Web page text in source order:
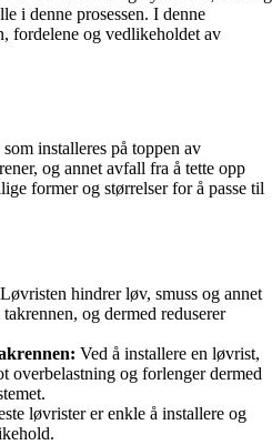
i denne prosessen. I denne
fordelene og vedlikeholdet av
installeres på toppen av
og annet avfall fra å tette opp
former og størrelser for å passe til
Løvristen hindrer løv, smuss og annet
og dermed reduserer
Ved å installere en løvrist,
overbelastning og forlenger dermed
løvrister er enkle å installere og